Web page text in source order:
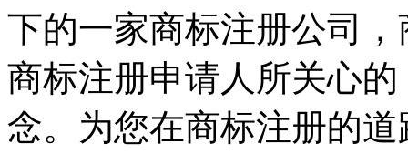
下的一家商标注册公司
商标注册申请人所关心
念。为您在商标注册的